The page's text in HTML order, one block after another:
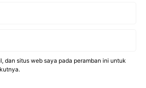
dan situs web saya pada peramban ini untuk